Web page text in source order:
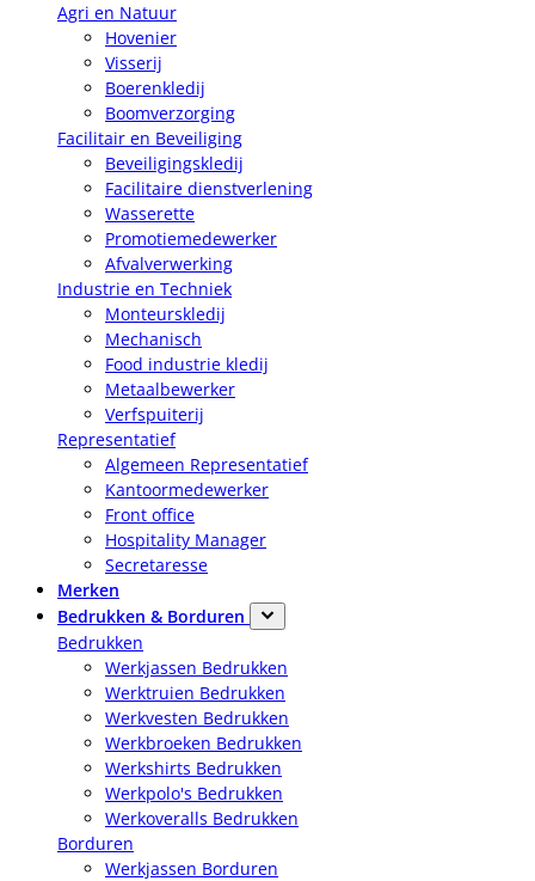
Agri en Natuur
Hovenier
Visserij
Boerenkledij
Boomverzorging
Facilitair en Beveiliging
Beveiligingskledij
Facilitaire dienstverlening
Wasserette
Promotiemedewerker
Afvalverwerking
Industrie en Techniek
Monteurskledij
Mechanisch
Food industrie kledij
Metaalbewerker
Verfspuiterij
Representatief
Algemeen Representatief
Kantoormedewerker
Front office
Hospitality Manager
Secretaresse
Merken
Bedrukken & Borduren
Bedrukken
Werkjassen Bedrukken
Werktruien Bedrukken
Werkvesten Bedrukken
Werkbroeken Bedrukken
Werkshirts Bedrukken
Werkpolo's Bedrukken
Werkoveralls Bedrukken
Borduren
Werkjassen Borduren